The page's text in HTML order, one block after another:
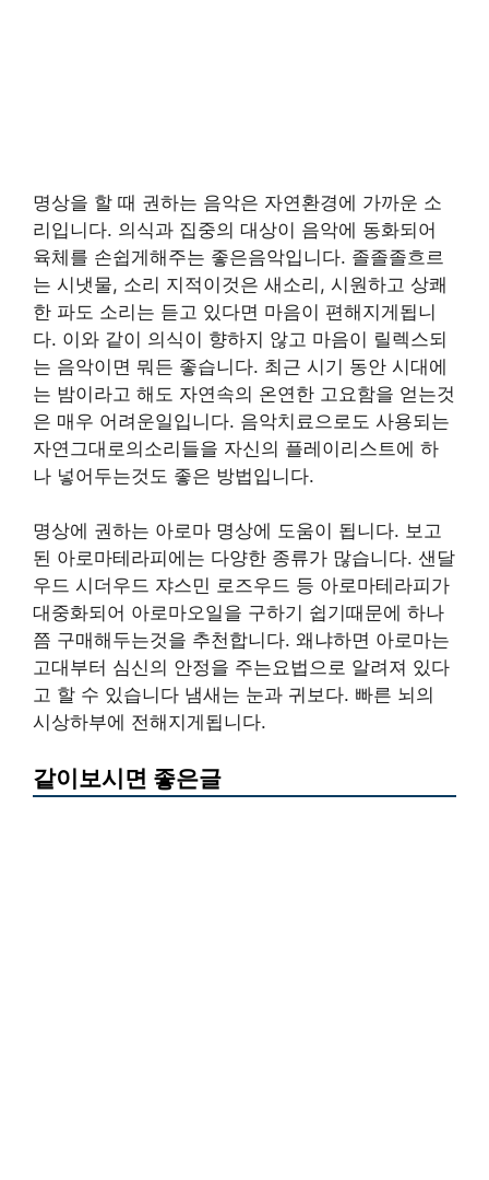
명상을 할 때 권하는 음악은 자연환경에 가까운 소
리입니다. 의식과 집중의 대상이 음악에 동화되어
육체를 손쉽게해주는 좋은음악입니다. 졸졸졸흐르
는 시냇물, 소리 지적이것은 새소리, 시원하고 상쾌
한 파도 소리는 듣고 있다면 마음이 편해지게됩니
다. 이와 같이 의식이 향하지 않고 마음이 릴렉스되
는 음악이면 뭐든 좋습니다. 최근 시기 동안 시대에
는 밤이라고 해도 자연속의 온연한 고요함을 얻는것
은 매우 어려운일입니다. 음악치료으로도 사용되는
자연그대로의소리들을 자신의 플레이리스트에 하
나 넣어두는것도 좋은 방법입니다.
명상에 권하는 아로마 명상에 도움이 됩니다. 보고
된 아로마테라피에는 다양한 종류가 많습니다. 샌달
우드 시더우드 쟈스민 로즈우드 등 아로마테라피가
대중화되어 아로마오일을 구하기 쉽기때문에 하나
쯤 구매해두는것을 추천합니다. 왜냐하면 아로마는
고대부터 심신의 안정을 주는요법으로 알려져 있다
고 할 수 있습니다 냄새는 눈과 귀보다. 빠른 뇌의
시상하부에 전해지게됩니다.
같이보시면 좋은글